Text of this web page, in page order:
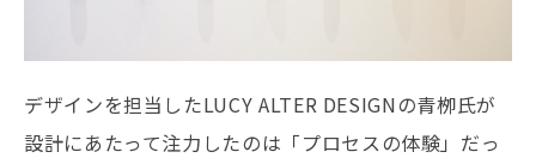
デザインを担当したLUCY ALTER DESIGNの青栁氏が
設計にあたって注力したのは「プロセスの体験」だっ